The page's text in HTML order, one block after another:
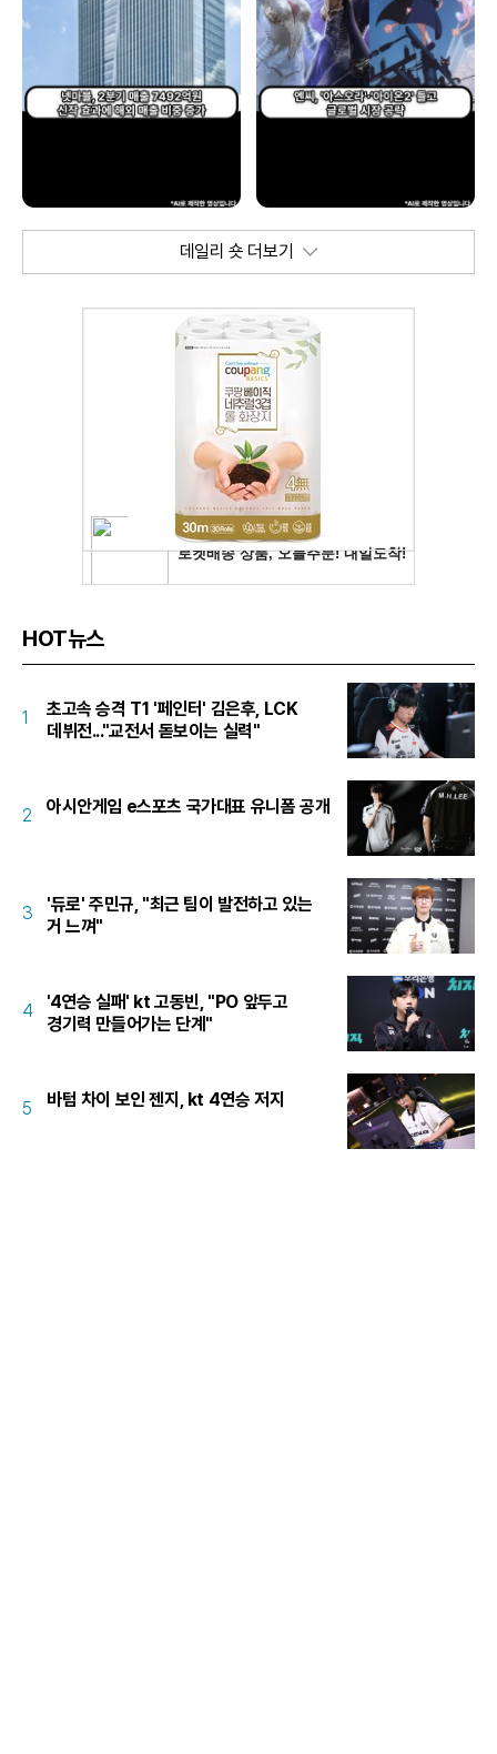
데일리 숏 더보기
HOT뉴스
1
초고속 승격 T1 '페인터' 김은후, LCK
데뷔전..."교전서 돋보이는 실력"
2 아시안게임 e스포츠 국가대표 유니폼 공개
3
'듀로' 주민규, "최근 팀이 발전하고 있는
거 느껴"
4
'4연승 실패' kt 고동빈, "PO 앞두고
경기력 만들어가는 단계"
5 바텀 차이 보인 젠지, kt 4연승 저지